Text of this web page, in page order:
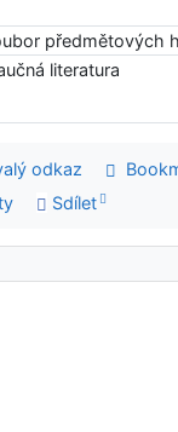
předmětových
literatura
odkaz
Sdílet